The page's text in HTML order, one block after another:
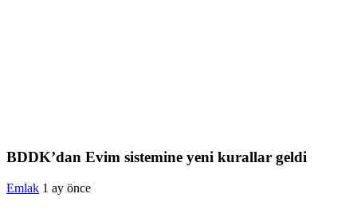
BDDK’dan Evim sistemine yeni kurallar geldi
Emlak 1 ay önce